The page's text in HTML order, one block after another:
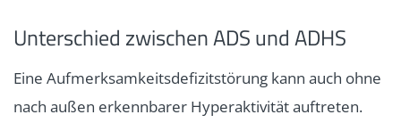
Unterschied zwischen ADS und ADHS
Eine Aufmerksamkeitsdefizitstörung kann auch ohne
nach außen erkennbarer Hyperaktivität auftreten.